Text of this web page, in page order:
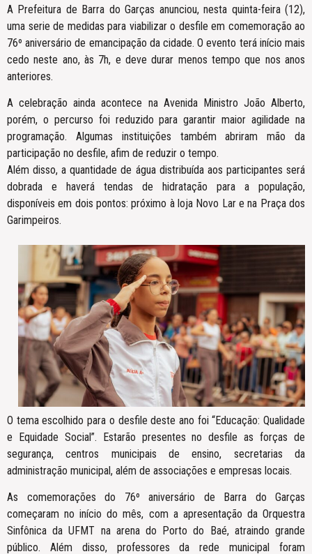
A Prefeitura de Barra do Garças anunciou, nesta quinta-feira (12),
uma serie de medidas para viabilizar o desfile em comemoração ao
76º aniversário de emancipação da cidade. O evento terá início mais
cedo neste ano, às 7h, e deve durar menos tempo que nos anos
anteriores.
A celebração ainda acontece na Avenida Ministro João Alberto,
porém, o percurso foi reduzido para garantir maior agilidade na
programação. Algumas instituições também abriram mão da
participação no desfile, afim de reduzir o tempo.
Além disso, a quantidade de água distribuída aos participantes será
dobrada e haverá tendas de hidratação para a população,
disponíveis em dois pontos: próximo à loja Novo Lar e na Praça dos
Garimpeiros.
O tema escolhido para o desfile deste ano foi “Educação: Qualidade
e Equidade Social”. Estarão presentes no desfile as forças de
segurança, centros municipais de ensino, secretarias da
administração municipal, além de associações e empresas locais.
As comemorações do 76º aniversário de Barra do Garças
começaram no início do mês, com a apresentação da Orquestra
Sinfônica da UFMT na arena do Porto do Baé, atraindo grande
público. Além disso, professores da rede municipal foram